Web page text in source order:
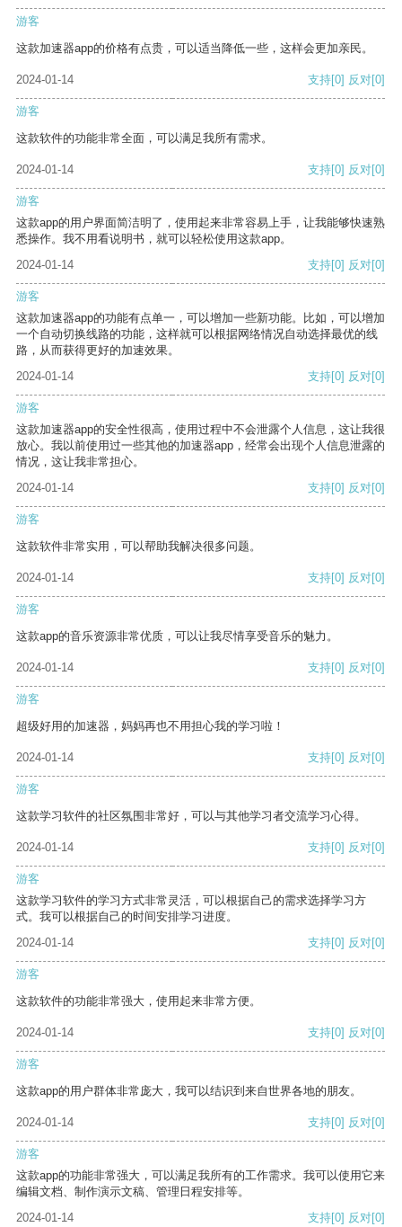
游客
这款加速器app的价格有点贵，可以适当降低一些，这样会更加亲民。
2024-01-14 支持[0] 反对[0]
游客
这款软件的功能非常全面，可以满足我所有需求。
2024-01-14 支持[0] 反对[0]
游客
这款app的用户界面简洁明了，使用起来非常容易上手，让我能够快速熟
悉操作。我不用看说明书，就可以轻松使用这款app。
2024-01-14
支持[0] 反对[0]
游客
这款加速器app的功能有点单一，可以增加一些新功能。比如，可以增加
一个自动切换线路的功能，这样就可以根据网络情况自动选择最优的线
路，从而获得更好的加速效果。
2024-01-14
支持[0] 反对[0]
游客
这款加速器app的安全性很高，使用过程中不会泄露个人信息，这让我很
放心。我以前使用过一些其他的加速器app，经常会出现个人信息泄露的
情况，这让我非常担心。
2024-01-14
支持[0] 反对[0]
游客
这款软件非常实用，可以帮助我解决很多问题。
2024-01-14 支持[0] 反对[0]
游客
这款app的音乐资源非常优质，可以让我尽情享受音乐的魅力。
2024-01-14 支持[0] 反对[0]
游客
超级好用的加速器，妈妈再也不用担心我的学习啦！
2024-01-14 支持[0] 反对[0]
游客
这款学习软件的社区氛围非常好，可以与其他学习者交流学习心得。
2024-01-14 支持[0] 反对[0]
游客
这款学习软件的学习方式非常灵活，可以根据自己的需求选择学习方
式。我可以根据自己的时间安排学习进度。
2024-01-14
支持[0] 反对[0]
游客
这款软件的功能非常强大，使用起来非常方便。
2024-01-14 支持[0] 反对[0]
游客
这款app的用户群体非常庞大，我可以结识到来自世界各地的朋友。
2024-01-14 支持[0] 反对[0]
游客
这款app的功能非常强大，可以满足我所有的工作需求。我可以使用它来
编辑文档、制作演示文稿、管理日程安排等。
2024-01-14
支持[0] 反对[0]